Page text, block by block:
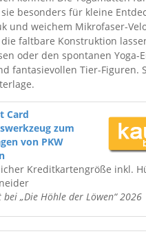
besonders für kleine
und weichem Mikrofaser-
faltbare Konstruktion
oder den spontanen Yoga-
fantasievollen Tier-Figuren.
Card
zum
von PKW
Kreditkartengröße inkl.
„Die Höhle der Löwen“ 2026